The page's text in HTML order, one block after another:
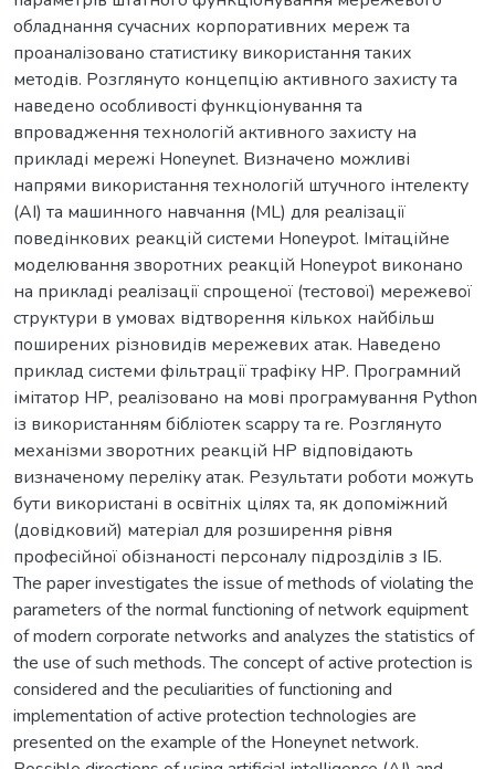
обладнання сучасних корпоративних мереж та
проаналізовано статистику використання таких
методів. Розглянуто концепцію активного захисту та
наведено особливості функціонування та
впровадження технологій активного захисту на
прикладі мережі Honeynet. Визначено можливі
напрями використання технологій штучного інтелекту
(AI) та машинного навчання (ML) для реалізації
поведінкових реакцій системи Honeypot. Імітаційне
моделювання зворотних реакцій Honeypot виконано
на прикладі реалізації спрощеної (тестової) мережевої
структури в умовах відтворення кількох найбільш
поширених різновидів мережевих атак. Наведено
приклад системи фільтрації трафіку НР. Програмний
імітатор НР, реалізовано на мові програмування Python
із використанням бібліотек scappy та re. Розглянуто
механізми зворотних реакцій НР відповідають
визначеному переліку атак. Результати роботи можуть
бути використані в освітніх цілях та, як допоміжний
(довідковий) матеріал для розширення рівня
професійної обізнаності персоналу підрозділів з ІБ.
The paper investigates the issue of methods of violating the
parameters of the normal functioning of network equipment
of modern corporate networks and analyzes the statistics of
the use of such methods. The concept of active protection is
considered and the peculiarities of functioning and
implementation of active protection technologies are
presented on the example of the Honeynet network.